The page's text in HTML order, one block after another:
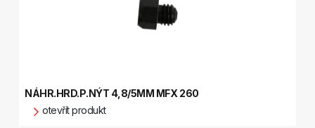
NÁHR.HRD.P.NÝT 4,8/5MM MFX 260
otevřít produkt